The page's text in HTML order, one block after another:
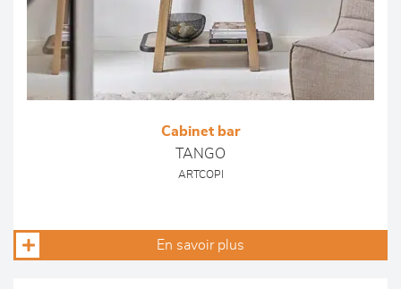
Cabinet bar
TANGO
ARTCOPI
En savoir plus